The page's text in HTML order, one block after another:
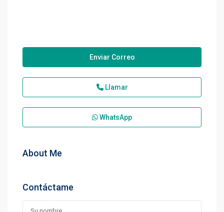
Enviar Correo
Llamar
WhatsApp
About Me
Contáctame